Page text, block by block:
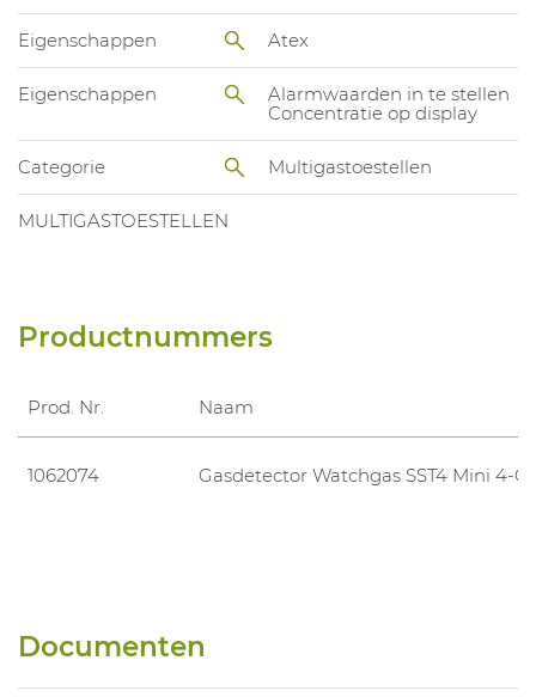
Eigenschappen Atex
Eigenschappen
Alarmwaarden in te stellen
Concentratie op display
Categorie Multigastoestellen
MULTIGASTOESTELLEN
Productnummers
Prod. Nr. Naam
1062074 Gasdetector Watchgas SST4 Mini 4-
Documenten